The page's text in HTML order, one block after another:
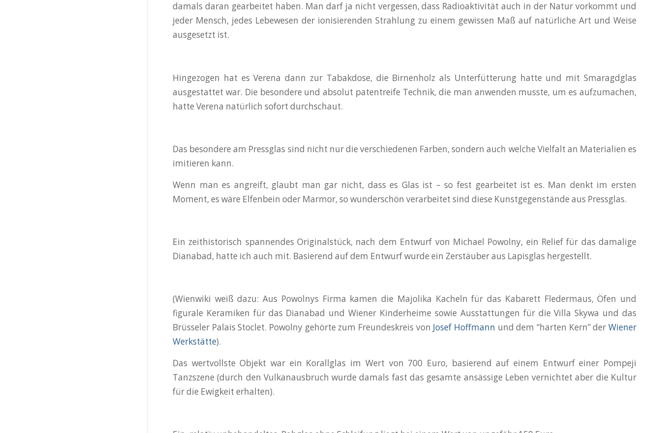
damals daran gearbeitet haben. Man darf ja nicht vergessen, dass Radioaktivität auch in der Natur vorkommt und
jeder Mensch, jedes Lebewesen der ionisierenden Strahlung zu einem gewissen Maß auf natürliche Art und Weise
ausgesetzt ist.
Hingezogen hat es Verena dann zur Tabakdose, die Birnenholz als Unterfütterung hatte und mit Smaragdglas
ausgestattet war. Die besondere und absolut patentreife Technik, die man anwenden musste, um es aufzumachen,
hatte Verena natürlich sofort durchschaut.
Das besondere am Pressglas sind nicht nur die verschiedenen Farben, sondern auch welche Vielfalt an Materialien es
imitieren kann.
Wenn man es angreift, glaubt man gar nicht, dass es Glas ist – so fest gearbeitet ist es. Man denkt im ersten
Moment, es wäre Elfenbein oder Marmor, so wunderschön verarbeitet sind diese Kunstgegenstände aus Pressglas.
Ein zeithistorisch spannendes Originalstück, nach dem Entwurf von Michael Powolny, ein Relief für das damalige
Dianabad, hatte ich auch mit. Basierend auf dem Entwurf wurde ein Zerstäuber aus Lapisglas hergestellt.
(Wienwiki weiß dazu: Aus Powolnys Firma kamen die Majolika Kacheln für das Kabarett Fledermaus, Öfen und
figurale Keramiken für das Dianabad und Wiener Kinderheime sowie Ausstattungen für die Villa Skywa und das
Brüsseler Palais Stoclet. Powolny gehörte zum Freundeskreis von Josef Hoffmann und dem “harten Kern” derWiener
Werkstätte).
Das wertvollste Objekt war ein Korallglas im Wert von 700 Euro, basierend auf einem Entwurf einer Pompeji
Tanzszene (durch den Vulkanausbruch wurde damals fast das gesamte ansässige Leben vernichtet aber die Kultur
für die Ewigkeit erhalten).